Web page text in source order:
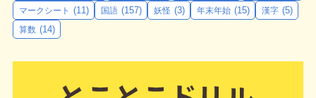
マークシート (11) 国語 (157) 妖怪 (3) 年末年始 (15) 漢字 (5)
算数 (14)